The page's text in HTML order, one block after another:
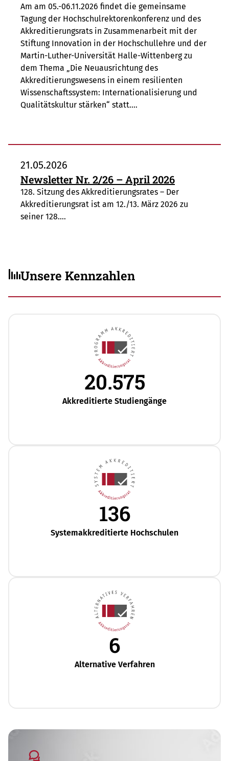
Am am 05.-06.11.2026 findet die gemeinsame
Tagung der Hochschulrektorenkonferenz und des
Akkreditierungsrats in Zusammenarbeit mit der
Stiftung Innovation in der Hochschullehre und der
Martin-Luther-Universität Halle-Wittenberg zu
dem Thema „Die Neuausrichtung des
Akkreditierungswesens in einem resilienten
Wissenschaftssystem: Internationalisierung und
Qualitätskultur stärken“ statt.…
21.05.2026
Newsletter Nr. 2/26 – April 2026
128. Sitzung des Akkreditierungsrates – Der
Akkreditierungsrat ist am 12./13. März 2026 zu
seiner 128.…
Unsere Kennzahlen
20.575
Akkreditierte Studiengänge
136
Systemakkreditierte Hochschulen
6
Alternative Verfahren